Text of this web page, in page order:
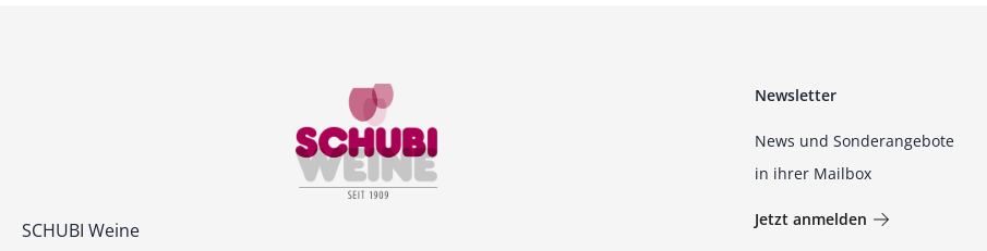
Kontakt
SCHUBI Weine
Newsletter
News und Sonderangebote
in ihrer Mailbox
Jetzt anmelden